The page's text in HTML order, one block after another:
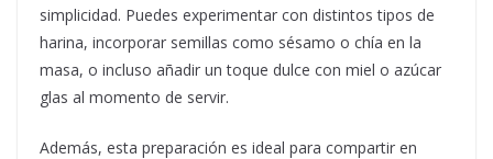
simplicidad. Puedes experimentar con distintos tipos de
harina, incorporar semillas como sésamo o chía en la
masa, o incluso añadir un toque dulce con miel o azúcar
glas al momento de servir.
Además, esta preparación es ideal para compartir en